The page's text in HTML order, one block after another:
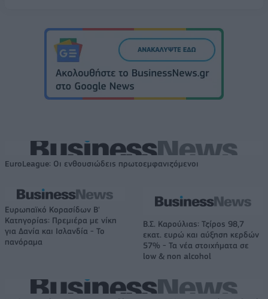
EuroLeague: Οι ενθουσιώδεις πρωτοεμφανιζόμενοι
Ευρωπαϊκό Κορασίδων Β'
Κατηγορίας: Πρεμιέρα με νίκη
για Δανία και Ισλανδία - Το
πανόραμα
Β.Σ. Καρούλιας: Τζίρος 98,7
εκατ. ευρώ και αύξηση κερδών
57% - Τα νέα στοιχήματα σε
low & non alcohol